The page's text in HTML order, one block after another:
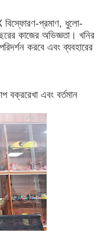
বিস্ফোরণ-প্রমাণ, ধুলো-
কাজের অভিজ্ঞতা। খনির
করবে এবং ব্যবহারের
বক্ররেখা এবং বর্তমান